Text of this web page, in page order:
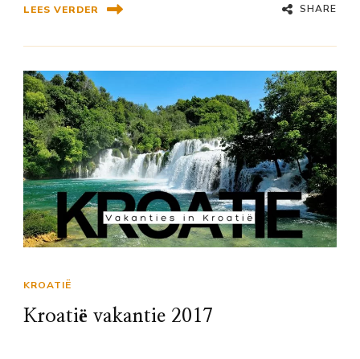
LEES VERDER SHARE
KROATIË
Kroatië vakantie 2017